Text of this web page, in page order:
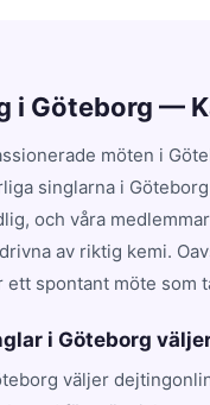
i Göteborg —
möten i
singlarna i
och våra
av riktig kemi.
ett spontant möte som
i Göteborg
väljer